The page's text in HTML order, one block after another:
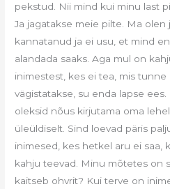
pekstud. Nii mind kui minu last
Ja jagatakse meie pilte. Ma olen
kannatanud ja ei usu, et mind
alandada saaks. Aga mul on
inimestest, kes ei tea, mis tunne
vägistatakse, su enda lapse
oleksid nõus kirjutama oma
üleüldiselt. Sind loevad päris
inimesed, kes hetkel aru ei saa,
kahju teevad. Minu mõtetes on
kaitseb ohvrit? Kui terve on